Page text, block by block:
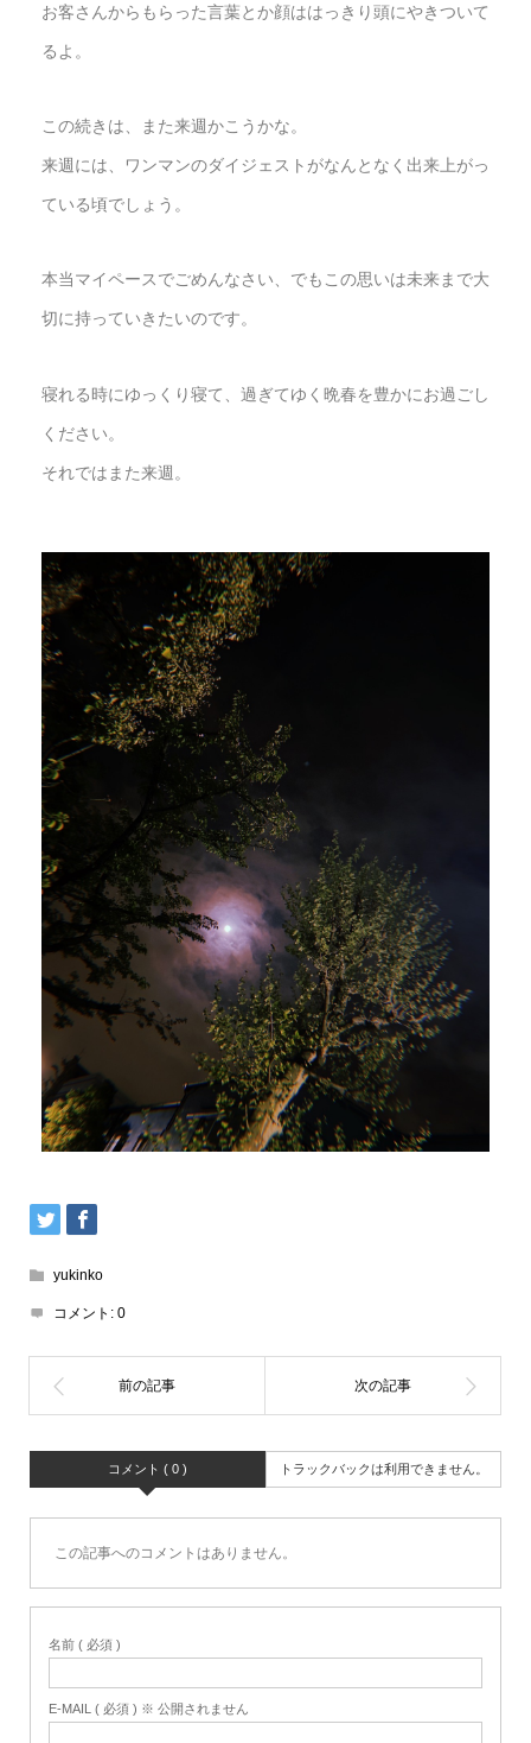
お客さんからもらった言葉とか顔ははっきり頭にやきついて
るよ。
この続きは、また来週かこうかな。
来週には、ワンマンのダイジェストがなんとなく出来上がっ
ている頃でしょう。
本当マイペースでごめんなさい、でもこの思いは未来まで大
切に持っていきたいのです。
寝れる時にゆっくり寝て、過ぎてゆく晩春を豊かにお過ごし
ください。
それではまた来週。
yukinko
コメント: 0
コメント ( 0 ) トラックバックは利用できません。
この記事へのコメントはありません。
名前 ( 必須 )
E-MAIL ( 必須 ) ※ 公開されません